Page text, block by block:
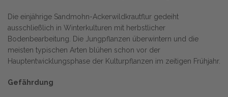
Die einjährige Sandmohn-Ackerwildkrautflur gedeiht
ausschließlich in Winterkulturen mit herbstlicher
Bodenbearbeitung. Die Jungpflanzen überwintern und die
meisten typischen Arten blühen schon vor der
Hauptentwicklungsphase der Kulturpflanzen im zeitigen Frühjahr.
Gefährdung